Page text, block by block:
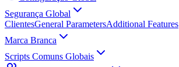
Segurança Global
ClientesGeneral ParametersAdditional Features
Marca Branca
Scripts Comuns Globais